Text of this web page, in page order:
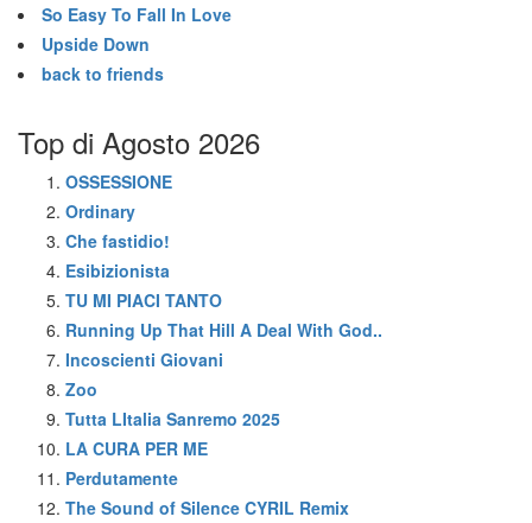
So Easy To Fall In Love
Upside Down
back to friends
Top di Agosto 2026
OSSESSIONE
Ordinary
Che fastidio!
Esibizionista
TU MI PIACI TANTO
Running Up That Hill A Deal With God..
Incoscienti Giovani
Zoo
Tutta LItalia Sanremo 2025
LA CURA PER ME
Perdutamente
The Sound of Silence CYRIL Remix